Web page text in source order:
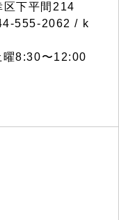
下平間214
555-2062 / k
8:30〜12:00